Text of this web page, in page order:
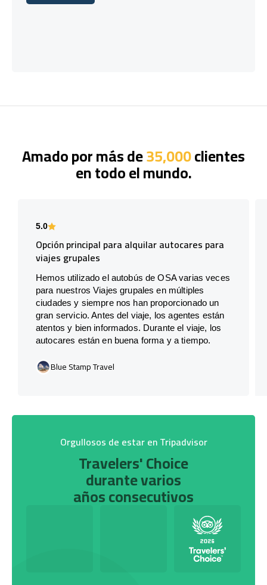
Amado por más de35,000clientes
en todo el mundo.
5.0
Opción principal para alquilar autocares para
viajes grupales
Hemos utilizado el autobús de OSA varias veces
para nuestros Viajes grupales en múltiples
ciudades y siempre nos han proporcionado un
gran servicio. Antes del viaje, los agentes están
atentos y bien informados. Durante el viaje, los
autocares están en buena forma y a tiempo.
Blue Stamp Travel
Orgullosos de estar en Tripadvisor
Travelers' Choice
durante varios
años consecutivos